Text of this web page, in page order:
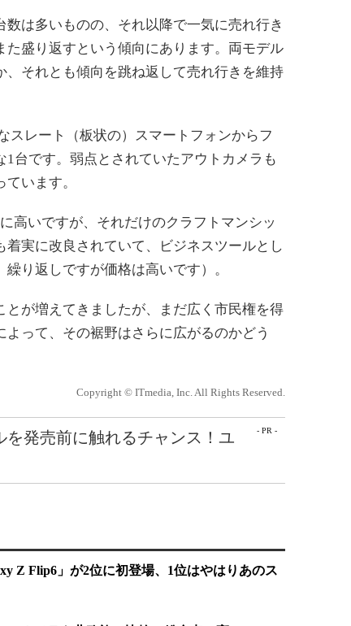
は多いものの、それ以降で一気に売れ行き
盛り返すという傾向にあります。両モデル
それとも傾向を跳ね返して売れ行きを維持
レート（板状の）スマートフォンからフ
台です。弱点とされていたアウトカメラも
います。
高いですが、それだけのクラフトマンシッ
実に改良されていて、ビジネスツールとし
り返しですが価格は高いです）。
が増えてきましたが、まだ広く市民権を得
って、その裾野はさらに広がるのかどう
Copyright © ITmedia, Inc. All Rights Reserved.
- PR -
を発売前に触れるチャンス！ユ
Z Flip6」が2位に初登場、1位はやはりあのス